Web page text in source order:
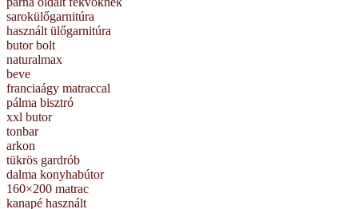
sarokülőgarnitúra
használt ülőgarnitúra
butor bolt
naturalmax
beve
franciaágy matraccal
pálma bisztró
xxl butor
tonbar
arkon
tükrös gardrób
dalma konyhabútor
160×200 matrac
kanapé használt